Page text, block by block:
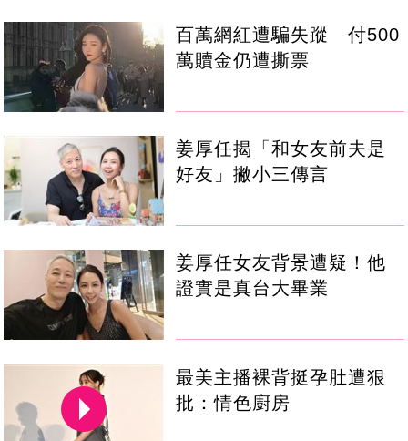
百萬網紅遭騙失蹤 付500
萬贖金仍遭撕票
姜厚任揭「和女友前夫是
好友」撇小三傳言
姜厚任女友背景遭疑！他
證實是真台大畢業
最美主播裸背挺孕肚遭狠
批：情色廚房